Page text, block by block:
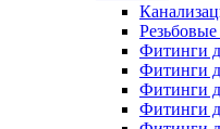
Фитинги
Фитинги
Фитинги
Фитинги